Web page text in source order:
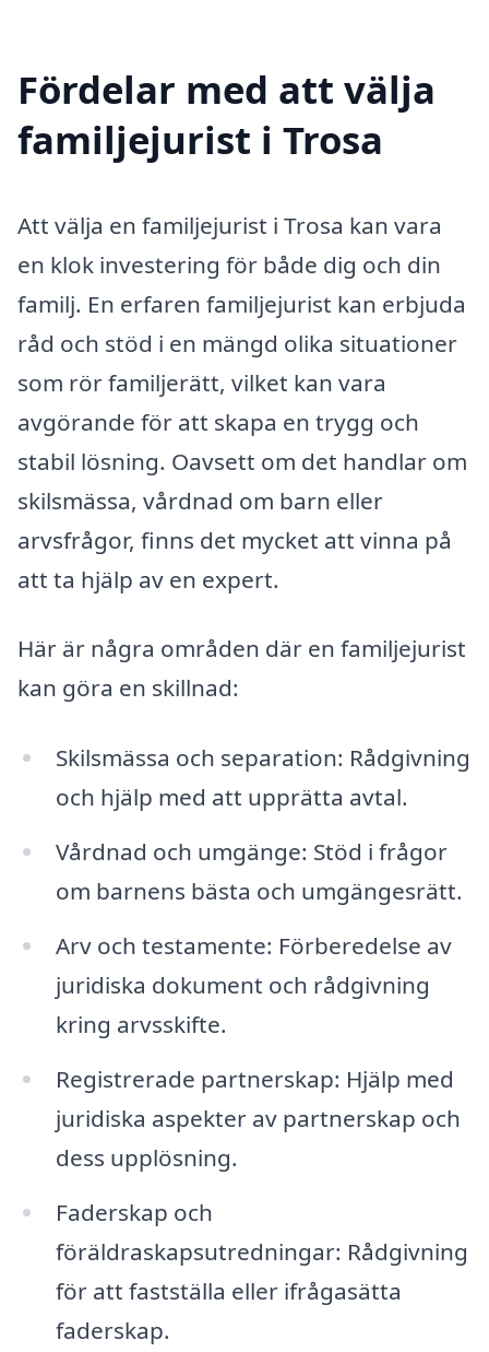
Fördelar med att välja
familjejurist i Trosa
Att välja en familjejurist i Trosa kan vara
en klok investering för både dig och din
familj. En erfaren familjejurist kan erbjuda
råd och stöd i en mängd olika situationer
som rör familjerätt, vilket kan vara
avgörande för att skapa en trygg och
stabil lösning. Oavsett om det handlar om
skilsmässa, vårdnad om barn eller
arvsfrågor, finns det mycket att vinna på
att ta hjälp av en expert.
Här är några områden där en familjejurist
kan göra en skillnad:
Skilsmässa och separation: Rådgivning
och hjälp med att upprätta avtal.
Vårdnad och umgänge: Stöd i frågor
om barnens bästa och umgängesrätt.
Arv och testamente: Förberedelse av
juridiska dokument och rådgivning
kring arvsskifte.
Registrerade partnerskap: Hjälp med
juridiska aspekter av partnerskap och
dess upplösning.
Faderskap och
föräldraskapsutredningar: Rådgivning
för att fastställa eller ifrågasätta
faderskap.